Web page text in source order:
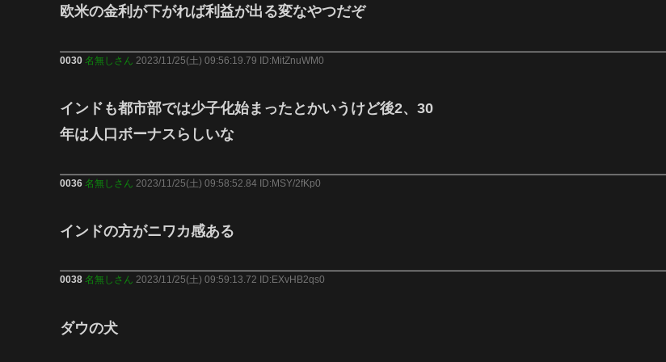
欧米の金利が下がれば利益が出る変なやつだぞ
0030 名無しさん 2023/11/25(土) 09:56:19.79 ID:MitZnuWM0
インドも都市部では少子化始まったとかいうけど後2、30
年は人口ボーナスらしいな
0036 名無しさん 2023/11/25(土) 09:58:52.84 ID:MSY/2fKp0
インドの方がニワカ感ある
0038 名無しさん 2023/11/25(土) 09:59:13.72 ID:EXvHB2qs0
ダウの犬